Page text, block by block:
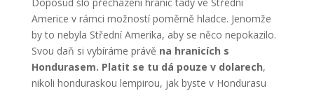
Americe v rámci možností poměrně hladce. Jenomže
by to nebyla Střední Amerika, aby se něco nepokazilo.
Svou daň si vybíráme právě na hranicích s
Hondurasem. Platit se tu dá pouze v dolarech,
nikoli honduraskou lempirou, jak byste v Hondurasu